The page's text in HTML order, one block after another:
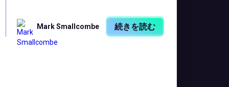
Mark Smallcombe 続きを読む